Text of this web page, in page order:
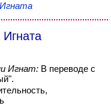
Игнат: В переводе с